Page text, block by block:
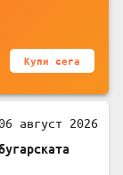
Купи сега
август 2026